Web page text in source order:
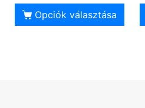
Opciók választása